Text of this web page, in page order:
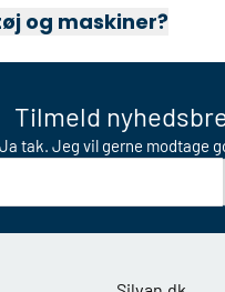
og maskiner?
Tilmeld
Ja tak. Jeg vil gerne modtage